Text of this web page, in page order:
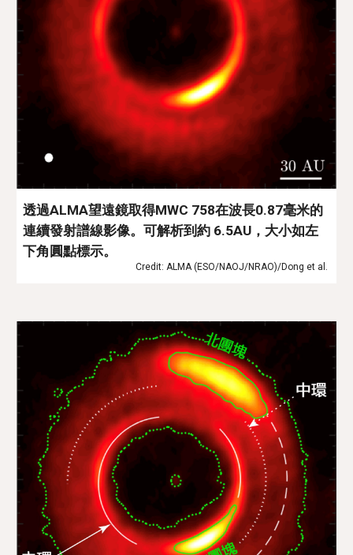
透過ALMA望遠鏡取得MWC 758在波長0.87毫米的
連續發射譜線影像。可解析到約 6.5AU，大小如左
下角圓點標示。
Credit: ALMA (ESO/NAOJ/NRAO)/Dong et al.